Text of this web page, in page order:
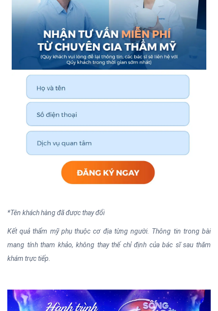
*Tên khách hàng đã được thay đổi
Kết quả thẩm mỹ phụ thuộc cơ địa từng người. Thông tin trong bài
mang tính tham khảo, không thay thế chỉ định của bác sĩ sau thăm
khám trực tiếp.